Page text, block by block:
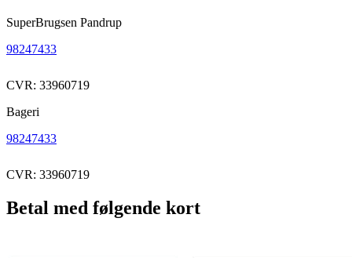
SuperBrugsen Pandrup
98247433
CVR: 33960719
Bageri
98247433
CVR: 33960719
Betal med følgende kort